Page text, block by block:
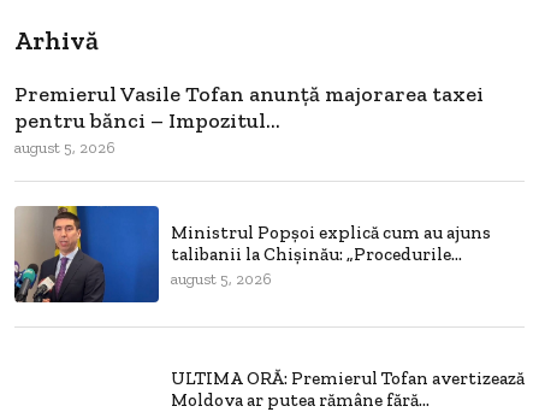
Arhivă
Premierul Vasile Tofan anunță majorarea taxei
pentru bănci – Impozitul...
august 5, 2026
Ministrul Popșoi explică cum au ajuns
talibanii la Chișinău: „Procedurile...
august 5, 2026
ULTIMA ORĂ: Premierul Tofan avertizează
Moldova ar putea rămâne fără...